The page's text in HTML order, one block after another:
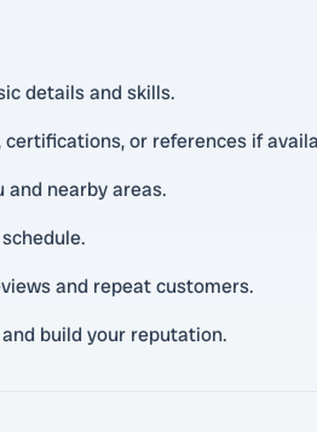
details and skills.
or references if
nearby areas.
and repeat customers.
build your reputation.